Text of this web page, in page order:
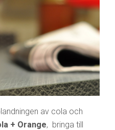
av cola och
+ Orange, bringa till